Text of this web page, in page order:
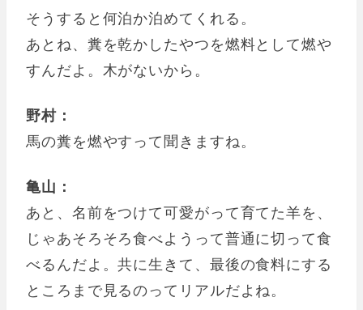
そうすると何泊か泊めてくれる。
あとね、糞を乾かしたやつを燃料として燃や
すんだよ。木がないから。
野村：
馬の糞を燃やすって聞きますね。
亀山：
あと、名前をつけて可愛がって育てた羊を、
じゃあそろそろ食べようって普通に切って食
べるんだよ。共に生きて、最後の食料にする
ところまで見るのってリアルだよね。